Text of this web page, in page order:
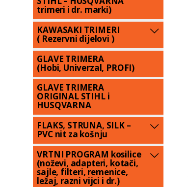
trimeri i dr. marki)
KAWASAKI TRIMERI
( Rezervni dijelovi )
GLAVE TRIMERA
(Hobi, Univerzal, PROFI)
GLAVE TRIMERA
ORIGINAL STIHL i
HUSQVARNA
FLAKS, STRUNA, SILK –
PVC nit za košnju
VRTNI PROGRAM kosilice
(noževi, adapteri, kotači,
sajle, filteri, remenice,
ležaj, razni vijci i dr.)